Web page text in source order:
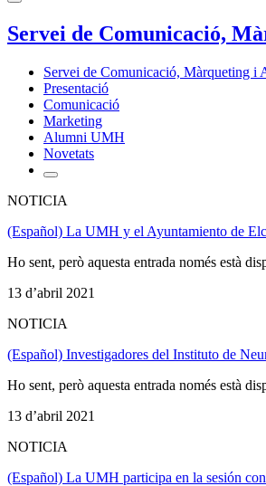
Servei de Comunicació,
Servei de Comunicació, Màrqueting i
Presentació
Comunicació
Marketing
Alumni UMH
Novetats
NOTICIA
(Español) La UMH y el Ayuntamiento de
Ho sent, però aquesta entrada només està
13 d’abril 2021
NOTICIA
(Español) Investigadores del Instituto de
Ho sent, però aquesta entrada només està
13 d’abril 2021
NOTICIA
(Español) La UMH participa en la sesión